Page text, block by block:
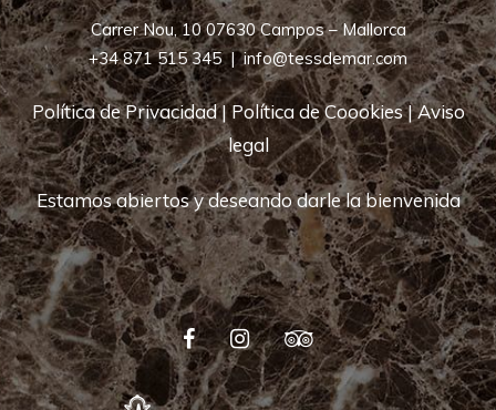
Carrer Nou, 10 07630 Campos – Mallorca
+34 871 515 345|info@tessdemar.com
Política de Privacidad| Política de Coookies|Aviso
legal
Estamos abiertos y deseando darle la bienvenida